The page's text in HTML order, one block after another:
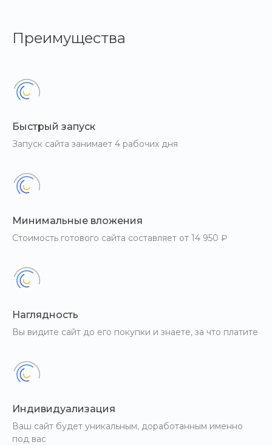
Преимущества
Быстрый запуск
Запуск сайта занимает 4 рабочих дня
Минимальные вложения
Стоимость готового сайта составляет от 14 950 ₽
Наглядность
Вы видите сайт до его покупки и знаете, за что платите
Индивидуализация
Ваш сайт будет уникальным, доработанным именно
под вас